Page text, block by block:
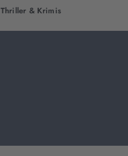
Thriller & Krimis